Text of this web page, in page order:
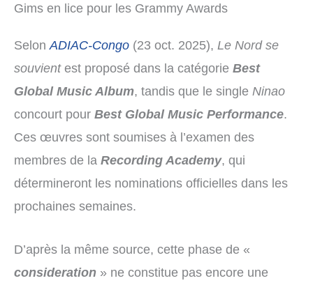
Gims en lice pour les Grammy Awards
SelonADIAC-Congo (23 oct. 2025), Le Nord se
souvientest proposé dans la catégorie Best
Global Music Album, tandis que le single Ninao
concourt pour Best Global Music Performance.
Ces œuvres sont soumises à l’examen des
membres de la Recording Academy, qui
détermineront les nominations officielles dans les
prochaines semaines.
D’après la même source, cette phase de «
consideration » ne constitue pas encore une